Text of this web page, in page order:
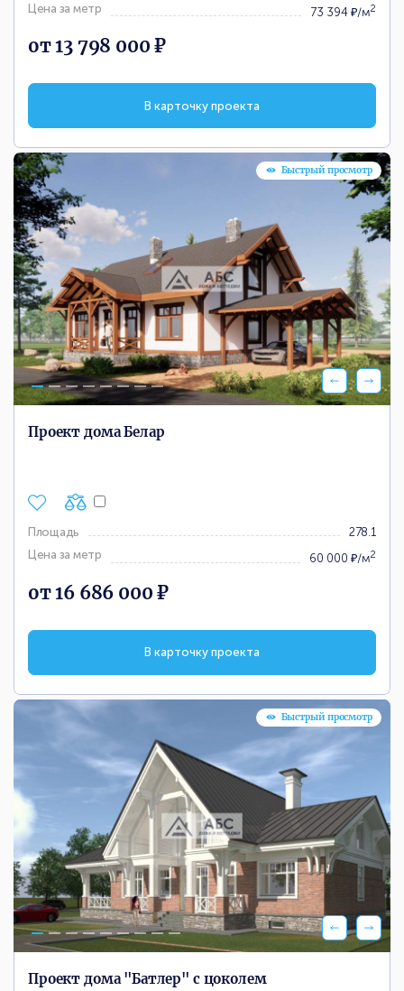
Цена за метр 73 394 ₽/м2
от 13 798 000 ₽
В карточку проекта
Проект дома Белар
Площадь
278.1
Цена за метр
60 000 ₽/м2
Быстрый просмотр
от 16 686 000 ₽
В карточку проекта
Проект дома "Батлер" с цоколем
Быстрый просмотр